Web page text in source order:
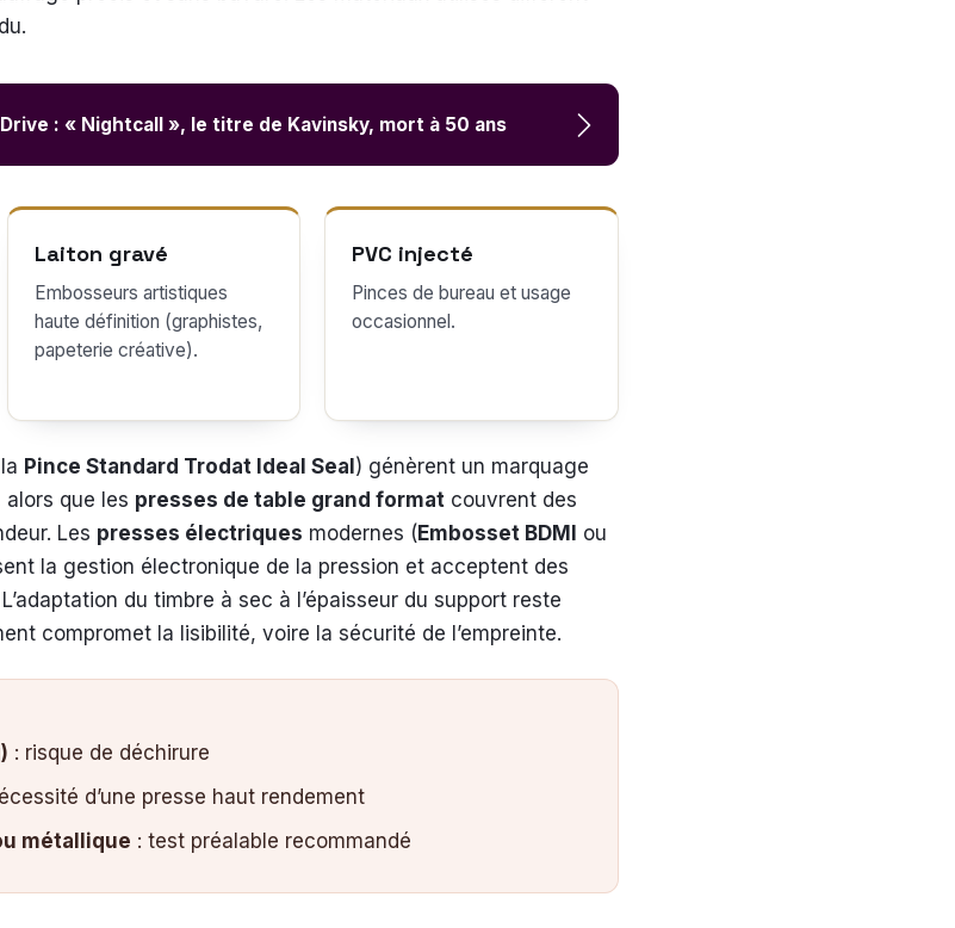
: « Nightcall », le titre de Kavinsky, mort à 50 ans
Laiton gravé
Embosseurs artistiques
haute définition (graphistes,
papeterie créative).
PVC injecté
Pinces de bureau et usage
occasionnel.
Pince Standard Trodat Ideal Seal ) génèrent un marquage
alors que les presses de table grand format couvrent des
Les presses électriques modernes ( Embosset BDMI
ou
la gestion électronique de la pression et acceptent des
du timbre à sec à l’épaisseur du support reste
compromet la lisibilité, voire la sécurité de l’empreinte.
: risque de déchirure
d’une presse haut rendement
métallique : test préalable recommandé